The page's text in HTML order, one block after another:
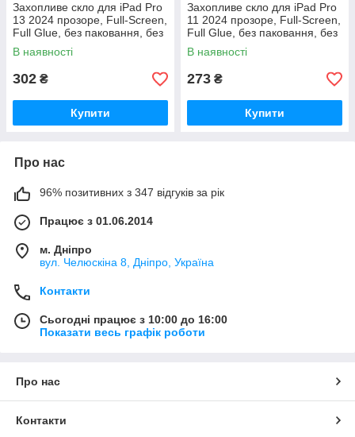
Захопливе скло для iPad Pro
13 2024 прозоре, Full-Screen,
Full Glue, без паковання, без
серветок
В наявності
302 ₴
Купити
Захопливе скло для iPad Pro
11 2024 прозоре, Full-Screen,
Full Glue, без паковання, без
серветок
В наявності
273 ₴
Купити
Про нас
96% позитивних з 347 відгуків за рік
Працює з 01.06.2014
м. Дніпро
вул. Челюскіна 8, Дніпро, Україна
Контакти
Сьогодні працює з 10:00 до 16:00
Показати весь графік роботи
Про нас
Контакти